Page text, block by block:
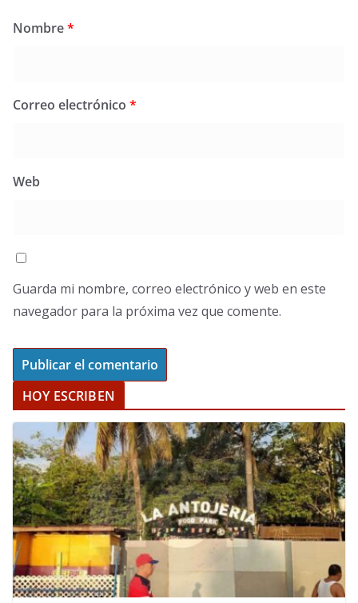
Nombre*
Correo electrónico *
Web
Guarda mi nombre, correo electrónico y web en este
navegador para la próxima vez que comente.
HOY ESCRIBEN